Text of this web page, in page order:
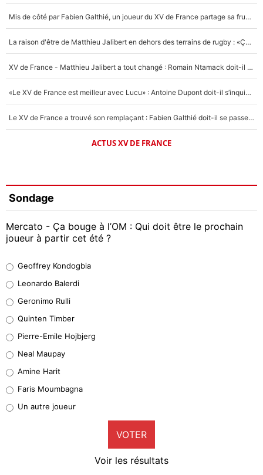
Mis de côté par Fabien Galthié, un joueur du XV de France partage sa frustration : «ils ne me l’ont pas dit tout de suite»
La raison d'être de Matthieu Jalibert en dehors des terrains de rugby : «Ça m'atteint autant que si tu touches à un membre de ma famille»
XV de France - Matthieu Jalibert a tout changé : Romain Ntamack doit-il s’inquiéter pour sa place à un an de la Coupe du monde ?
«Le XV de France est meilleur avec Lucu» : Antoine Dupont doit-il s’inquiéter pour sa place ?
Le XV de France a trouvé son remplaçant : Fabien Galthié doit-il se passer d'Antoine Dupont ?
ACTUS XV DE FRANCE
Sondage
Mercato - Ça bouge à l’OM : Qui doit être le prochain
joueur à partir cet été ?
38%
32%
5%
1%
9%
Geoffrey Kondogbia
Leonardo Balerdi
Geronimo Rulli
Quinten Timber
Pierre-Emile Hojbjerg
Neal Maupay
Amine Harit
Faris Moumbagna
Un autre joueur
VOTER
Voir les résultats